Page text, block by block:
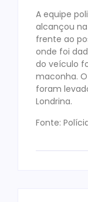
A equipe
alcançou na
frente ao
onde foi
do veículo
maconha.
foram
Londrina.
Fonte: